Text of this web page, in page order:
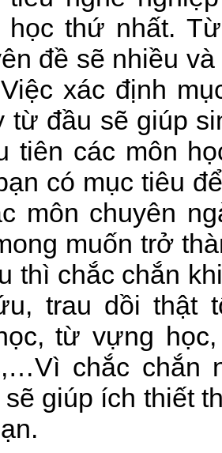
học thứ nhất.
đề sẽ nhiều
xác định
từ đầu sẽ giúp
tiên các môn
có mục tiêu
môn chuyên
muốn trở
thì chắc chắn
trau dồi thật
từ vựng
chắc chắn
giúp ích thiết